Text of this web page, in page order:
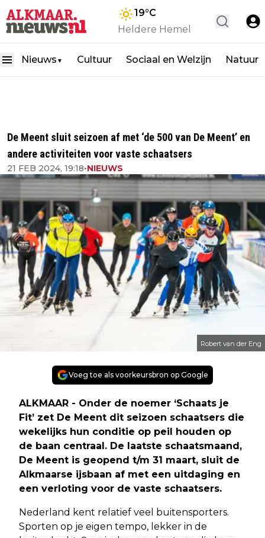
19°C
Heldere Hemel
Nieuws ▼ Cultuur Sociaal en Welzijn Natuur
De Meent sluit seizoen af met ‘de 500 van De Meent’ en
andere activiteiten voor vaste schaatsers
21 FEB 2024, 19:18•NIEUWS
Robert van der Eng
Voeg toe als voorkeursbron op Google
ALKMAAR - Onder de noemer ‘Schaats je
Fit’ zet De Meent dit seizoen schaatsers die
wekelijks hun conditie op peil houden op
de baan centraal. De laatste schaatsmaand,
De Meent is geopend t/m 31 maart, sluit de
Alkmaarse ijsbaan af met een uitdaging en
een verloting voor de vaste schaatsers.
Nederland kent relatief veel buitensporters.
Sporten op je eigen tempo, lekker in de